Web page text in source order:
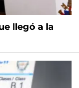
llegó a la